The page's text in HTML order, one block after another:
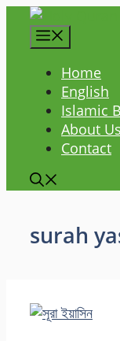
Skip
content
Home
English
Islamic
About Us
Contact
surah